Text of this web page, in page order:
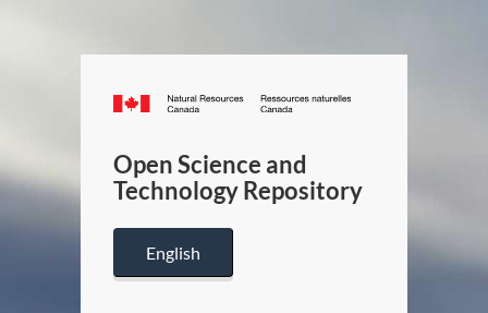
Canada.ca
/
Canada
Open Science and
Technology Repository
English